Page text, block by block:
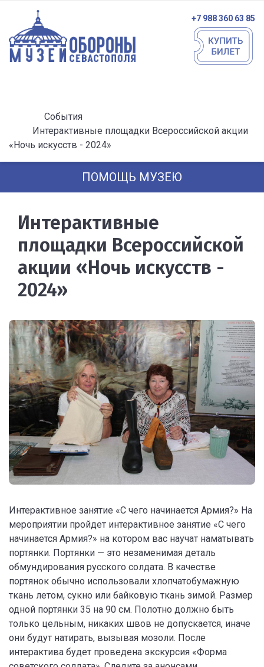
+7 988 360 63 85
События
Интерактивные площадки Всероссийской акции
«Ночь искусств - 2024»
ПОМОЩЬ МУЗЕЮ
Интерактивные
площадки Всероссийской
акции «Ночь искусств -
2024»
Интерактивное занятие «С чего начинается Армия?» На
мероприятии пройдет интерактивное занятие «С чего
начинается Армия?» на котором вас научат наматывать
портянки. Портянки — это незаменимая деталь
обмундирования русского солдата. В качестве
портянок обычно использовали хлопчатобумажную
ткань летом, сукно или байковую ткань зимой. Размер
одной портянки 35 на 90 см. Полотно должно быть
только цельным, никаких швов не допускается, иначе
они будут натирать, вызывая мозоли. После
интерактива будет проведена экскурсия «Форма